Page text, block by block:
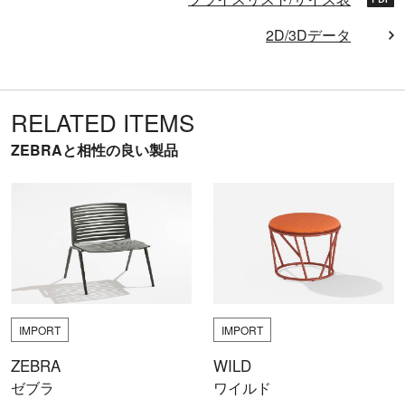
2D/3Dデータ
RELATED ITEMS
ZEBRAと相性の良い製品
IMPORT
ZEBRA
ゼブラ
IMPORT
WILD
ワイルド